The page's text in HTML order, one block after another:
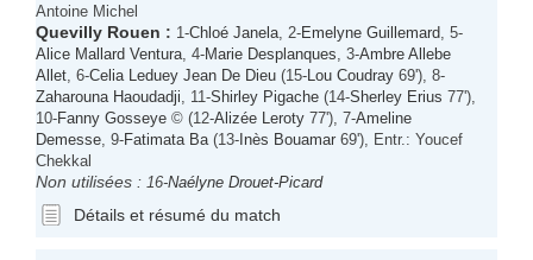
Antoine Michel
Quevilly Rouen : 1-Chloé Janela , 2-Emelyne Guillemard , 5-
Alice Mallard Ventura , 4-Marie Desplanques , 3-Ambre Allebe
Allet , 6-Celia Leduey Jean De Dieu (15- Lou Coudray 69'), 8-
Zaharouna Haoudadji , 11-Shirley Pigache (14-Sherley Erius 77'),
10-Fanny Gosseye © (12-Alizée Leroty 77'), 7-Ameline
Demesse , 9-Fatimata Ba (13- Inès Bouamar 69'), Entr.: Youcef
Chekkal
Non utilisées : 16-Naélyne Drouet-Picard
Détails et résumé du match